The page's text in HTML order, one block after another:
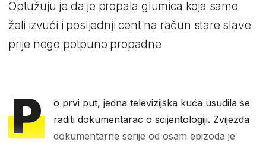
Optužuju je da je propala glumica koja samo
želi izvući i posljednji cent na račun stare slave
prije nego potpuno propadne
P
o prvi put, jedna televizijska kuća usudila se
raditi dokumentarac o scijentologiji. Zvijezda
dokumentarne serije od osam epizoda je